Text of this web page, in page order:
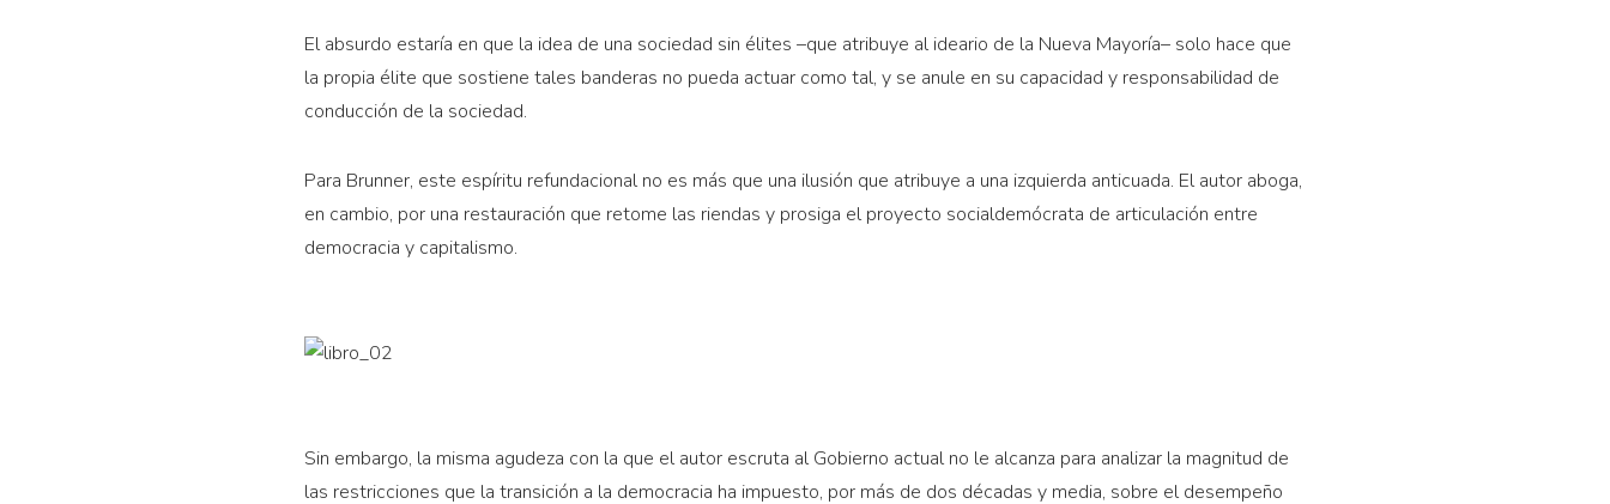
El absurdo estaría en que la idea de una sociedad sin élites –que atribuye al ideario de la Nueva Mayoría– solo hace que
la propia élite que sostiene tales banderas no pueda actuar como tal, y se anule en su capacidad y responsabilidad de
conducción de la sociedad.
Para Brunner, este espíritu refundacional no es más que una ilusión que atribuye a una izquierda anticuada. El autor aboga,
en cambio, por una restauración que retome las riendas y prosiga el proyecto socialdemócrata de articulación entre
democracia y capitalismo.
Sin embargo, la misma agudeza con la que el autor escruta al Gobierno actual no le alcanza para analizar la magnitud de
las restricciones que la transición a la democracia ha impuesto, por más de dos décadas y media, sobre el desempeño